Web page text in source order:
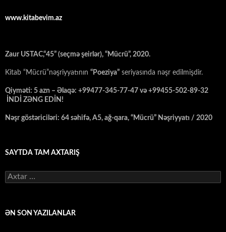
www.kitabevim.az
Zaur USTAC,“45” (seçmə şeirlər), “Mücrü”, 2020.
Kitab “Mücrü”nəşriyyatının “Poeziya” seriyasında nəşr edilmişdir.
Qiyməti: 5 azn – Əlaqə: +99477-345-77-47 və +99455-502-89-32
İNDİ ZƏNG EDİN!
Nəşr göstəriciləri: 64 səhifə, A5, ağ-qara, “Mücrü” Nəşriyyatı / 2020
SAYTDA TAM AXTARIŞ
Axtarış:
ƏN SON YAZILANLAR